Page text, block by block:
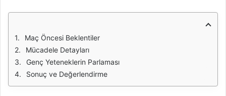
Maç Öncesi Beklentiler
Mücadele Detayları
Genç Yeteneklerin Parlaması
Sonuç ve Değerlendirme